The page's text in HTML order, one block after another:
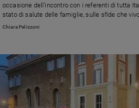
occasione dell’incontro con i referenti di tutta
stato di salute delle famiglie, sulle sfide che
Chiesa
Chiara Pelizzoni